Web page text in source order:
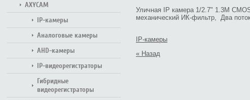
Уличная IP камера 1/2.7" 1.3M
механический ИК-фильтр, Два
IP-камеры
« Назад
AXYCAM
IP-камеры
Аналоговые камеры
AHD-камеры
IP-видеорегистраторы
Гибридные
видеорегистраторы